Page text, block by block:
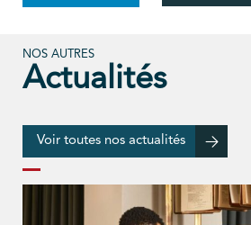
NOS AUTRES
Actualités
Voir toutes nos actualités